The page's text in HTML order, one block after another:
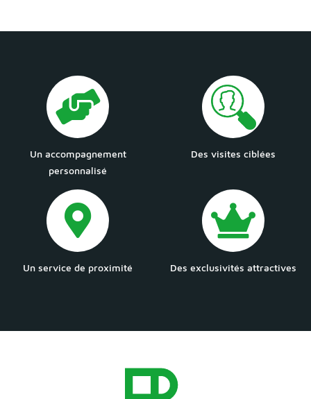
Un accompagnement
personnalisé
Des visites ciblées
Un service de proximité Des exclusivités attractives